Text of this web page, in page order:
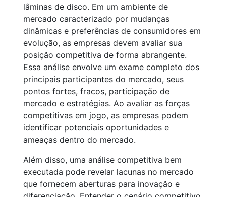
lâminas de disco. Em um ambiente de
mercado caracterizado por mudanças
dinâmicas e preferências de consumidores em
evolução, as empresas devem avaliar sua
posição competitiva de forma abrangente.
Essa análise envolve um exame completo dos
principais participantes do mercado, seus
pontos fortes, fracos, participação de
mercado e estratégias. Ao avaliar as forças
competitivas em jogo, as empresas podem
identificar potenciais oportunidades e
ameaças dentro do mercado.
Além disso, uma análise competitiva bem
executada pode revelar lacunas no mercado
que fornecem aberturas para inovação e